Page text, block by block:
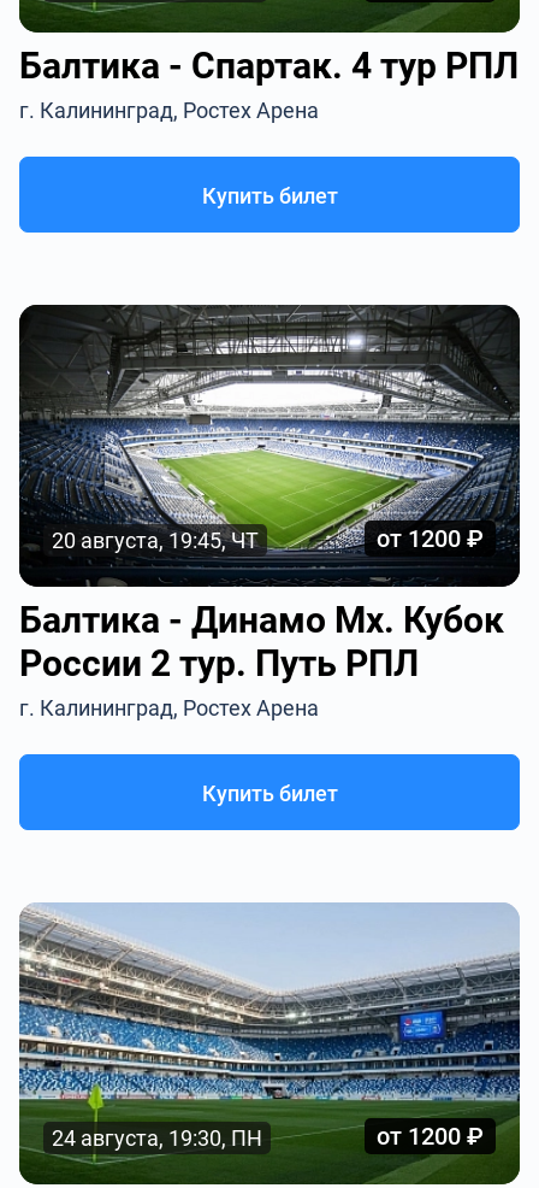
Балтика - Спартак. 4 тур РПЛ
г. Калининград, Ростех Арена
Купить билет
20 августа, 19:45, ЧТ от 1200 ₽
Балтика - Динамо Мх. Кубок
России 2 тур. Путь РПЛ
г. Калининград, Ростех Арена
Купить билет
24 августа, 19:30, ПН от 1200 ₽